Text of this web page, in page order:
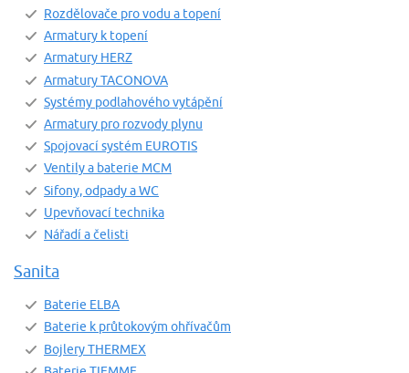
Rozdělovače pro vodu a topení
Armatury k topení
Armatury HERZ
Armatury TACONOVA
Systémy podlahového vytápění
Armatury pro rozvody plynu
Spojovací systém EUROTIS
Ventily a baterie MCM
Sifony, odpady a WC
Upevňovací technika
Nářadí a čelisti
Sanita
Baterie ELBA
Baterie k průtokovým ohřívačům
Bojlery THERMEX